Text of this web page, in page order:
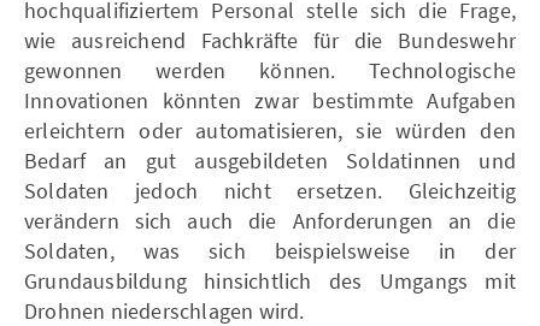
hochqualifiziertem Personal stelle sich die Frage,
wie ausreichend Fachkräfte für die Bundeswehr
gewonnen werden können. Technologische
Innovationen könnten zwar bestimmte Aufgaben
erleichtern oder automatisieren, sie würden den
Bedarf an gut ausgebildeten Soldatinnen und
Soldaten jedoch nicht ersetzen. Gleichzeitig
verändern sich auch die Anforderungen an die
Soldaten, was sich beispielsweise in der
Grundausbildung hinsichtlich des Umgangs mit
Drohnen niederschlagen wird.